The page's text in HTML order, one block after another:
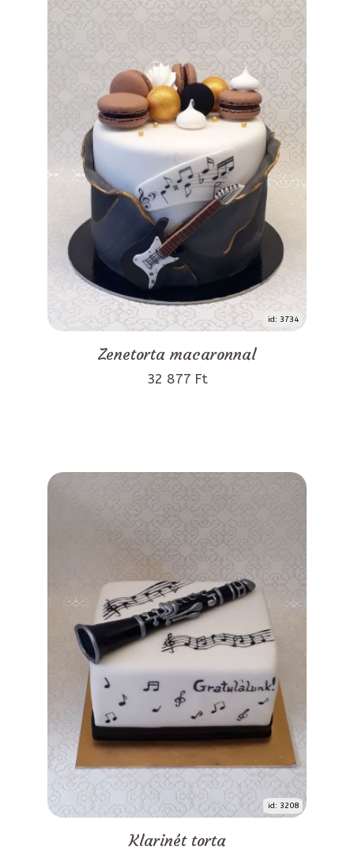
id: 3734
Zenetorta macaronnal
32 877 Ft
id: 3208
Klarinét torta